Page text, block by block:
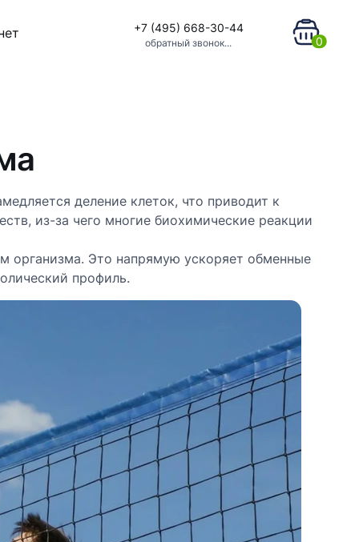
+7 (495) 668-30-44
обратный звонок... 0
деление клеток, что приводит к
из-за чего многие биохимические реакции
организма. Это напрямую ускоряет обменные
профиль.